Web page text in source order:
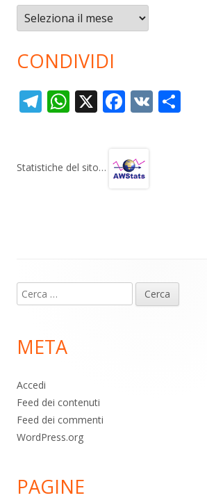
Archivi
CONDIVIDI
T
gr
W
s
X F
b
V
Statistiche del sito…
piè
pagina
Ricerca
per:
META
Accedi
Feed dei contenuti
Feed dei commenti
WordPress.org
PAGINE